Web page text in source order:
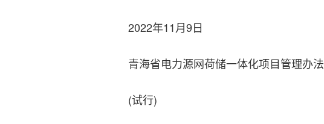
2022年11月9日
青海省电力源网荷储一体化项目管理办法
(试行)